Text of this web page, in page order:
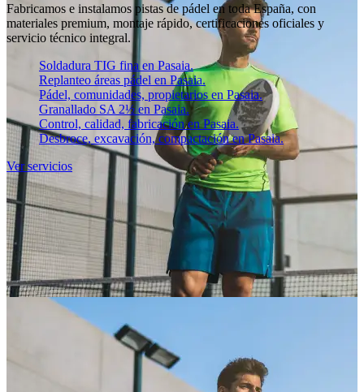
Fabricamos e instalamos pistas de pádel en toda España, con
materiales premium, montaje rápido, certificaciones oficiales y
servicio técnico integral.
Soldadura TIG fina en Pasaia.
Replanteo áreas pádel en Pasaia.
Pádel, comunidades, propietarios en Pasaia.
Granallado SA 2½ en Pasaia.
Control, calidad, fabricación en Pasaia.
Desbroce, excavación, compactación en Pasaia.
Ver servicios